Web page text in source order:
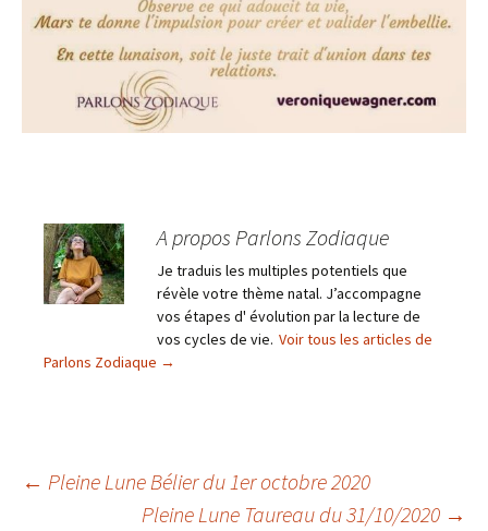
A propos Parlons Zodiaque
Je traduis les multiples potentiels que
révèle votre thème natal. J’accompagne
vos étapes d' évolution par la lecture de
vos cycles de vie. Voir tous les articles de
Parlons Zodiaque →
Navigation
← Pleine Lune Bélier du 1er octobre 2020
Pleine Lune Taureau du 31/10/2020 →